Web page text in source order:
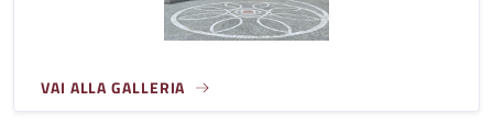
VAI ALLA GALLERIA